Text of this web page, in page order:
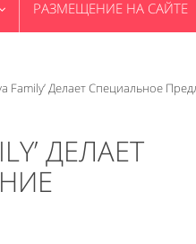
РАЗМЕЩЕНИЕ НА САЙТЕ
Family’ Делает Специальное
ДЕЛАЕТ